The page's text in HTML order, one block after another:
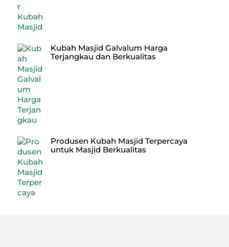
Kubah Masjid Galvalum Harga
Terjangkau dan Berkualitas
Produsen Kubah Masjid Terpercaya
untuk Masjid Berkualitas